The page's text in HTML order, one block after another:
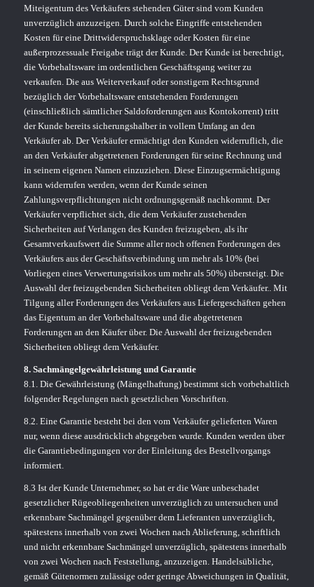
Miteigentum des Verkäufers stehenden Güter sind vom Kunden
unverzüglich anzuzeigen. Durch solche Eingriffe entstehenden
Kosten für eine Drittwiderspruchsklage oder Kosten für eine
außerprozessuale Freigabe trägt der Kunde. Der Kunde ist berechtigt,
die Vorbehaltsware im ordentlichen Geschäftsgang weiter zu
verkaufen. Die aus Weiterverkauf oder sonstigem Rechtsgrund
bezüglich der Vorbehaltsware entstehenden Forderungen
(einschließlich sämtlicher Saldoforderungen aus Kontokorrent) tritt
der Kunde bereits sicherungshalber in vollem Umfang an den
Verkäufer ab. Der Verkäufer ermächtigt den Kunden widerruflich, die
an den Verkäufer abgetretenen Forderungen für seine Rechnung und
in seinem eigenen Namen einzuziehen. Diese Einzugsermächtigung
kann widerrufen werden, wenn der Kunde seinen
Zahlungsverpflichtungen nicht ordnungsgemäß nachkommt. Der
Verkäufer verpflichtet sich, die dem Verkäufer zustehenden
Sicherheiten auf Verlangen des Kunden freizugeben, als ihr
Gesamtverkaufswert die Summe aller noch offenen Forderungen des
Verkäufers aus der Geschäftsverbindung um mehr als 10% (bei
Vorliegen eines Verwertungsrisikos um mehr als 50%) übersteigt. Die
Auswahl der freizugebenden Sicherheiten obliegt dem Verkäufer.. Mit
Tilgung aller Forderungen des Verkäufers aus Liefergeschäften gehen
das Eigentum an der Vorbehaltsware und die abgetretenen
Forderungen an den Käufer über. Die Auswahl der freizugebenden
Sicherheiten obliegt dem Verkäufer.
8. Sachmängelgewährleistung und Garantie
8.1. Die Gewährleistung (Mängelhaftung) bestimmt sich vorbehaltlich
folgender Regelungen nach gesetzlichen Vorschriften.
8.2. Eine Garantie besteht bei den vom Verkäufer gelieferten Waren
nur, wenn diese ausdrücklich abgegeben wurde. Kunden werden über
die Garantiebedingungen vor der Einleitung des Bestellvorgangs
informiert.
8.3 Ist der Kunde Unternehmer, so hat er die Ware unbeschadet
gesetzlicher Rügeobliegenheiten unverzüglich zu untersuchen und
erkennbare Sachmängel gegenüber dem Lieferanten unverzüglich,
spätestens innerhalb von zwei Wochen nach Ablieferung, schriftlich
und nicht erkennbare Sachmängel unverzüglich, spätestens innerhalb
von zwei Wochen nach Feststellung, anzuzeigen. Handelsübliche,
gemäß Gütenormen zulässige oder geringe Abweichungen in Qualität,